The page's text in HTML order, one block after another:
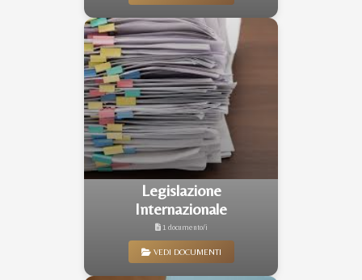
Legislazione
Internazionale
1 documento/i
VEDI DOCUMENTI